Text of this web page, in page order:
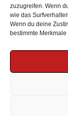
zuzugreifen. Wenn
wie das
Wenn du deine
bestimmte
20457 Hamburg
E-Mail:
Internet: